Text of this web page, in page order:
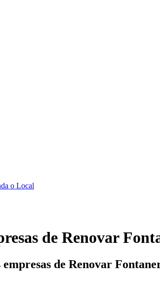
o Local
de Renovar
de Renovar